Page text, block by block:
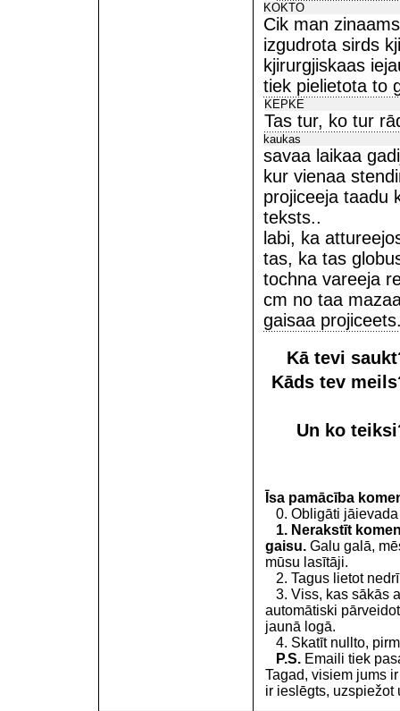
KOKTO
Cik man
izgudrota sirds
kjirurgjiskaas
tiek pielietota to
KEPKE
Tas tur, ko tur
kaukas
savaa laikaa
kur vienaa
projiceeja taadu
teksts..
labi, ka
tas, ka tas
tochna vareeja
cm no taa
gaisaa
Kā tevi
Kāds tev
Un ko
Īsa pamācība
0. Obligāti jāievada
1. Nerakstīt
gaisu. Galu galā,
mūsu lasītāji.
2. Tagus lietot
3. Viss, kas sākās
automātiski
jaunā logā.
4. Skatīt nullto,
P.S. Emaili tiek
Tagad, visiem jums
ir ieslēgts, uzspiežot